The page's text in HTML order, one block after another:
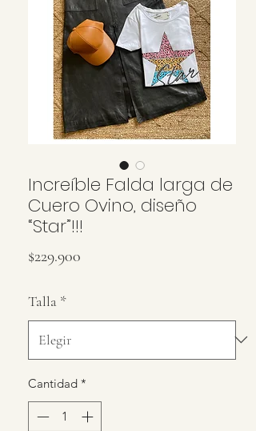
Increíble Falda larga de
Cuero Ovino, diseño
“Star”!!!
$229.900
Talla *
Cantidad *